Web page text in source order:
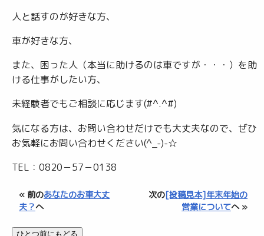
人と話すのが好きな方、
車が好きな方、
また、困った人（本当に助けるのは車ですが・・・）を助
ける仕事がしたい方、
未経験者でもご相談に応じます(#^.^#)
気になる方は、お問い合わせだけでも大丈夫なので、ぜひ
お気軽にお問い合わせください(^_-)-☆
TEL：0820－57－0138
« 前のあなたのお車大丈
夫？へ
次の[投稿見本]年末年始の
営業についてへ »